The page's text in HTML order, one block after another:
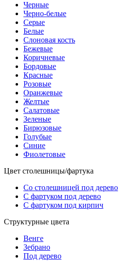
Черные
Черно-белые
Серые
Белые
Слоновая кость
Бежевые
Коричневые
Бордовые
Красные
Розовые
Оранжевые
Желтые
Салатовые
Зеленые
Бирюзовые
Голубые
Синие
Фиолетовые
Цвет столешницы/фартука
Со столешницей под дерево
С фартуком под дерево
С фартуком под кирпич
Структурные цвета
Венге
Зебрано
Под дерево